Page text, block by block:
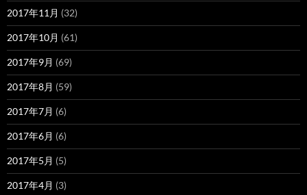
2017年11月 (32)
2017年10月 (61)
2017年9月 (69)
2017年8月 (59)
2017年7月 (6)
2017年6月 (6)
2017年5月 (5)
2017年4月 (3)